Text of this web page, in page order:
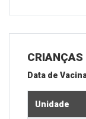
Data de
Unidade